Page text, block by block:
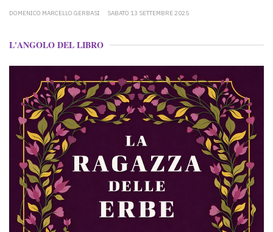
DOMENICO MARCELLO GERBASI SABATO 13 SETTEMBRE 2025
L'ANGOLO DEL LIBRO